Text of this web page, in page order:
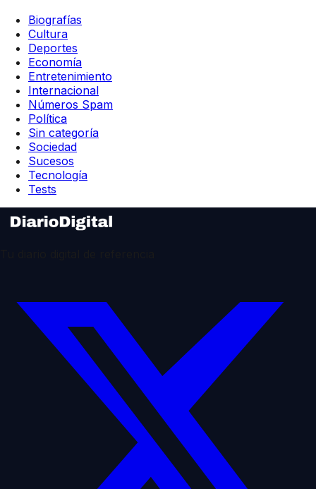
Biografías
Cultura
Deportes
Economía
Entretenimiento
Internacional
Números Spam
Política
Sin categoría
Sociedad
Sucesos
Tecnología
Tests